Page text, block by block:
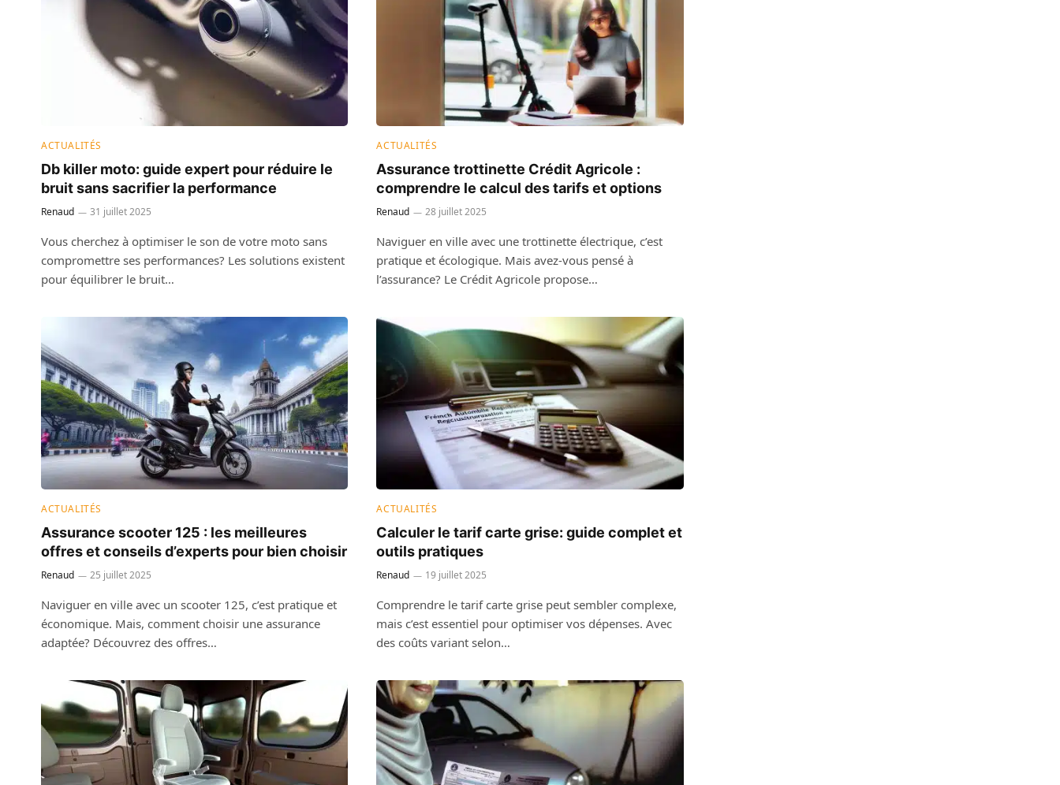
ACTUALITÉS
Db killer moto: guide expert pour réduire le
bruit sans sacrifier la performance
Renaud 31 juillet 2025
Vous cherchez à optimiser le son de votre moto sans
compromettre ses performances? Les solutions existent
pour équilibrer le bruit…
ACTUALITÉS
Assurance trottinette Crédit Agricole :
comprendre le calcul des tarifs et options
Renaud 28 juillet 2025
Naviguer en ville avec une trottinette électrique, c’est
pratique et écologique. Mais avez-vous pensé à
l’assurance? Le Crédit Agricole propose…
ACTUALITÉS
Assurance scooter 125 : les meilleures
offres et conseils d’experts pour bien choisir
Renaud 25 juillet 2025
Naviguer en ville avec un scooter 125, c’est pratique et
économique. Mais, comment choisir une assurance
adaptée? Découvrez des offres…
ACTUALITÉS
Calculer le tarif carte grise: guide complet et
outils pratiques
Renaud 19 juillet 2025
Comprendre le tarif carte grise peut sembler complexe,
mais c’est essentiel pour optimiser vos dépenses. Avec
des coûts variant selon…